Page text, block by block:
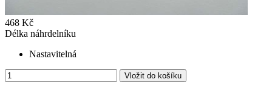
468 Kč
Délka náhrdelníku
Nastavitelná
Vložit do košíku